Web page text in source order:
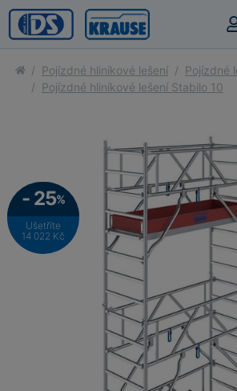
Pojízdné hliníkové lešení
Pojízdné
Pojízdné hliníkové lešení Stabilo 10
- 25%
Ušetříte
14 022 Kč